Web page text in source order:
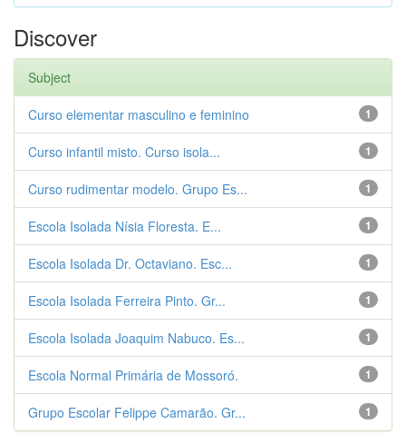
Discover
Subject
1
Curso elementar masculino e feminino
1
Curso infantil misto. Curso isola...
1
Curso rudimentar modelo. Grupo Es...
1
Escola Isolada Nísia Floresta. E...
1
Escola Isolada Dr. Octaviano. Esc...
1
Escola Isolada Ferreira Pinto. Gr...
1
Escola Isolada Joaquim Nabuco. Es...
1
Escola Normal Primária de Mossoró.
1
Grupo Escolar Felippe Camarão. Gr...